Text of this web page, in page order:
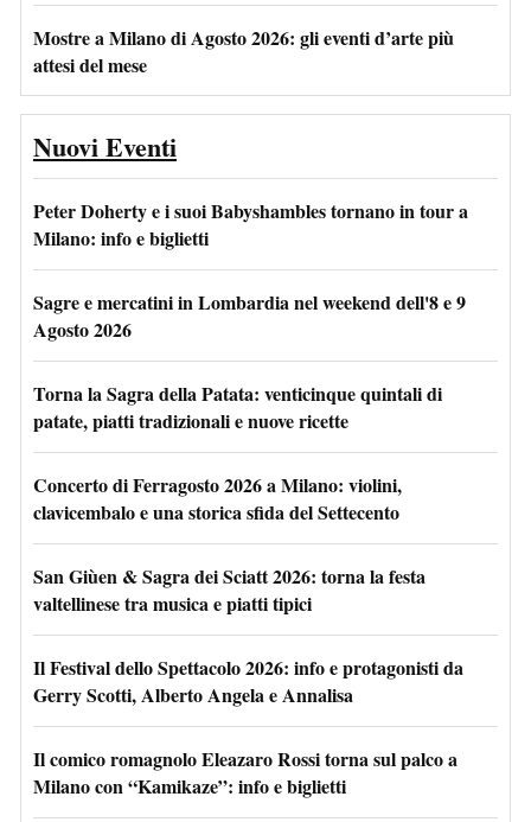
Mostre a Milano di Agosto 2026: gli eventi d’arte più
attesi del mese
Nuovi Eventi
Peter Doherty e i suoi Babyshambles tornano in tour a
Milano: info e biglietti
Sagre e mercatini in Lombardia nel weekend dell'8 e 9
Agosto 2026
Torna la Sagra della Patata: venticinque quintali di
patate, piatti tradizionali e nuove ricette
Concerto di Ferragosto 2026 a Milano: violini,
clavicembalo e una storica sfida del Settecento
San Giùen & Sagra dei Sciatt 2026: torna la festa
valtellinese tra musica e piatti tipici
Il Festival dello Spettacolo 2026: info e protagonisti da
Gerry Scotti, Alberto Angela e Annalisa
Il comico romagnolo Eleazaro Rossi torna sul palco a
Milano con “Kamikaze”: info e biglietti